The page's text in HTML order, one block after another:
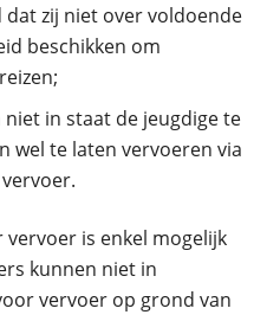
zij niet over voldoende
beschikken om
niet in staat de jeugdige te
wel te laten vervoeren via
vervoer is enkel mogelijk
kunnen niet in
vervoer op grond van